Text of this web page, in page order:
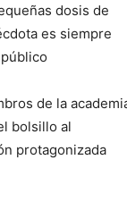
dosis de
es siempre
de la
bolsillo al
protagonizada